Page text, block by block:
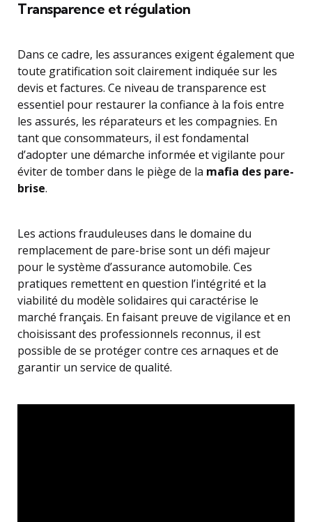
Transparence et régulation
Dans ce cadre, les assurances exigent également que
toute gratification soit clairement indiquée sur les
devis et factures. Ce niveau de transparence est
essentiel pour restaurer la confiance à la fois entre
les assurés, les réparateurs et les compagnies. En
tant que consommateurs, il est fondamental
d’adopter une démarche informée et vigilante pour
éviter de tomber dans le piège de la mafia des pare-
brise.
Les actions frauduleuses dans le domaine du
remplacement de pare-brise sont un défi majeur
pour le système d’assurance automobile. Ces
pratiques remettent en question l’intégrité et la
viabilité du modèle solidaires qui caractérise le
marché français. En faisant preuve de vigilance et en
choisissant des professionnels reconnus, il est
possible de se protéger contre ces arnaques et de
garantir un service de qualité.